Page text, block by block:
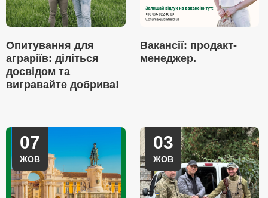
Опитування для
аграріїв: діліться
досвідом та
вигравайте добрива!
Вакансії: продакт-
менеджер.
07
ЖОВ
03
ЖОВ